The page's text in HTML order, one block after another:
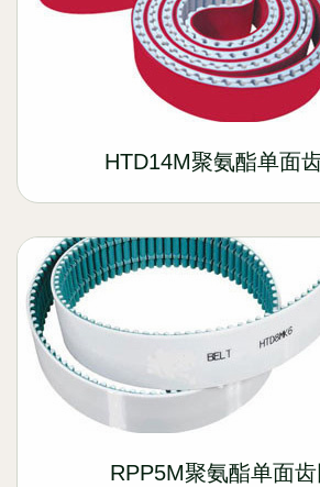
HTD14M聚氨酯单面
RPP5M聚氨酯单面